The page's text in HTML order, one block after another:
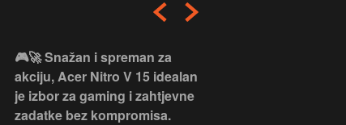
🎮🚀 Snažan i spreman za
akciju, Acer Nitro V 15 idealan
je izbor za gaming i zahtjevne
zadatke bez kompromisa.